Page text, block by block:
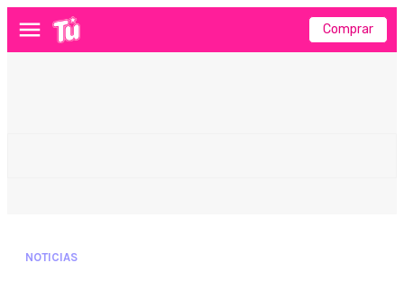
Menú Comprar
NOTICIAS